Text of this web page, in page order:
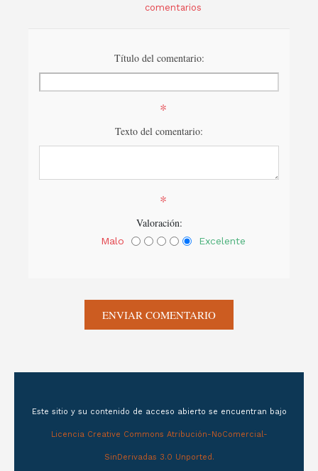
comentarios
Título del comentario:
*
Texto del comentario:
*
Valoración:
Malo Excelente
Este sitio y su contenido de acceso abierto se encuentran bajo
Licencia Creative Commons Atribución-NoComercial-
SinDerivadas 3.0 Unported.